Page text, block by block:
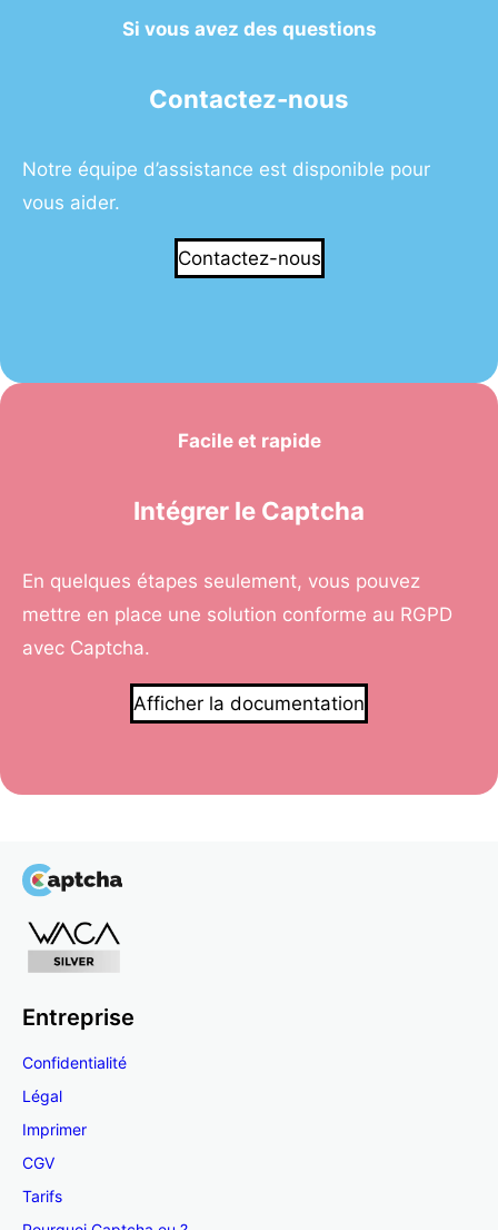
Si vous avez des questions
Contactez-nous
Notre équipe d’assistance est disponible pour
vous aider.
Contactez-nous
Facile et rapide
Intégrer le Captcha
En quelques étapes seulement, vous pouvez
mettre en place une solution conforme au RGPD
avec Captcha.
Afficher la documentation
Entreprise
Confidentialité
Légal
Imprimer
CGV
Tarifs